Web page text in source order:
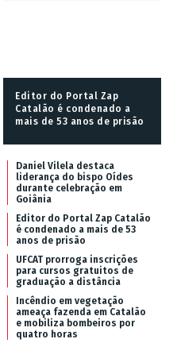
Editor do Portal Zap
Catalão é condenado a
mais de 53 anos de prisão
Daniel Vilela destaca
liderança do bispo Oídes
durante celebração em
Goiânia
Editor do Portal Zap Catalão
é condenado a mais de 53
anos de prisão
UFCAT prorroga inscrições
para cursos gratuitos de
graduação a distância
Incêndio em vegetação
ameaça fazenda em Catalão
e mobiliza bombeiros por
quatro horas